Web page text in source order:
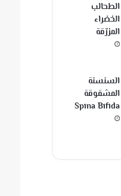
الطحالب
الخضراء
المزرّقة
السنسنة
المشقوقة
Spina Bifida